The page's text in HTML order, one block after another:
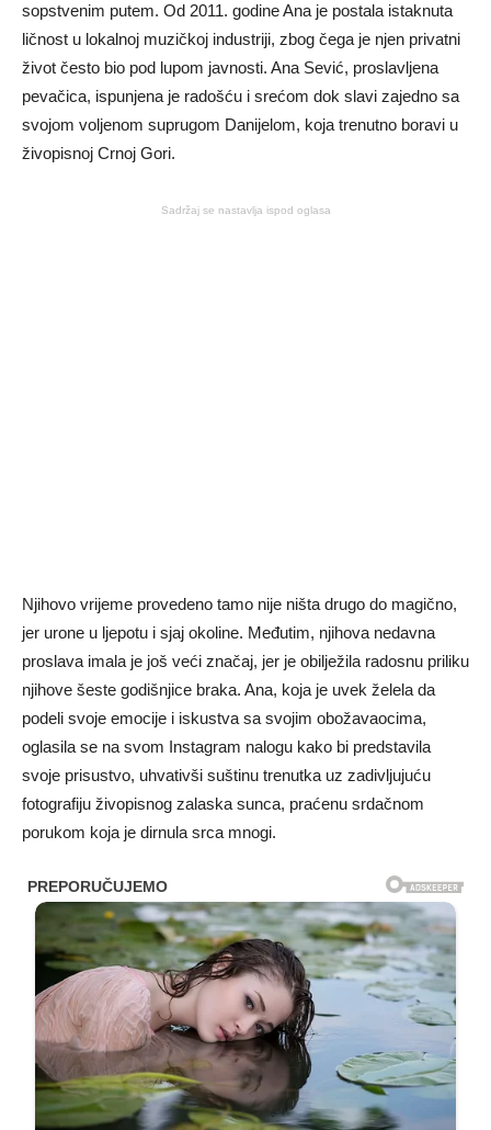
sopstvenim putem. Od 2011. godine Ana je postala istaknuta
ličnost u lokalnoj muzičkoj industriji, zbog čega je njen privatni
život često bio pod lupom javnosti. Ana Sević, proslavljena
pevačica, ispunjena je radošću i srećom dok slavi zajedno sa
svojom voljenom suprugom Danijelom, koja trenutno boravi u
živopisnoj Crnoj Gori.
Sadržaj se nastavlja ispod oglasa
Njihovo vrijeme provedeno tamo nije ništa drugo do magično,
jer urone u ljepotu i sjaj okoline. Međutim, njihova nedavna
proslava imala je još veći značaj, jer je obilježila radosnu priliku
njihove šeste godišnjice braka. Ana, koja je uvek želela da
podeli svoje emocije i iskustva sa svojim obožavaocima,
oglasila se na svom Instagram nalogu kako bi predstavila
svoje prisustvo, uhvativši suštinu trenutka uz zadivljujuću
fotografiju živopisnog zalaska sunca, praćenu srdačnom
porukom koja je dirnula srca mnogi.